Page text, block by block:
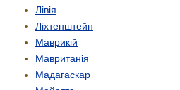
Лівія
Ліхтенштейн
Маврикій
Мавританія
Мадагаскар